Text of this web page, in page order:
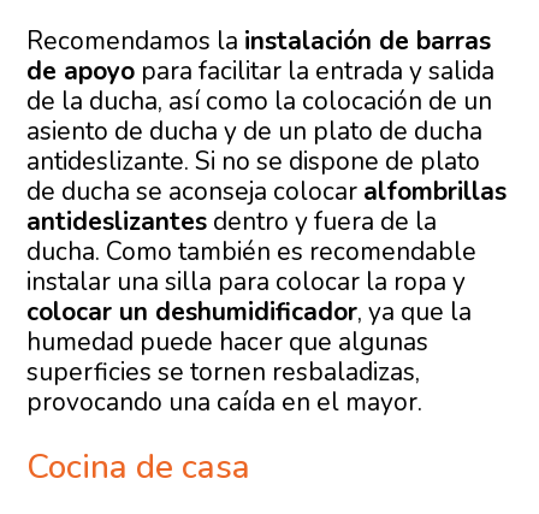
Recomendamos la instalación de barras
de apoyo para facilitar la entrada y salida
de la ducha, así como la colocación de un
asiento de ducha y de un plato de ducha
antideslizante. Si no se dispone de plato
de ducha se aconseja colocar alfombrillas
antideslizantes dentro y fuera de la
ducha. Como también es recomendable
instalar una silla para colocar la ropa y
colocar un deshumidificador, ya que la
humedad puede hacer que algunas
superficies se tornen resbaladizas,
provocando una caída en el mayor.
Cocina de casa